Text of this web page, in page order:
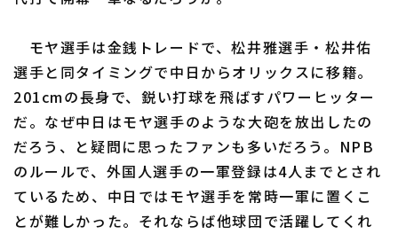
モヤ選手は金銭トレードで、松井雅選手・松井佑
選手と同タイミングで中日からオリックスに移籍。
201cmの長身で、鋭い打球を飛ばすパワーヒッター
だ。なぜ中日はモヤ選手のような大砲を放出したの
だろう、と疑問に思ったファンも多いだろう。NPB
のルールで、外国人選手の一軍登録は4人までとされ
ているため、中日ではモヤ選手を常時一軍に置くこ
とが難しかった。それならば他球団で活躍してくれ